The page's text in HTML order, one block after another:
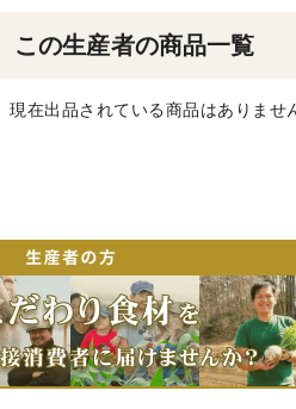
この生産者の商品一覧
現在出品されている商品はありませ